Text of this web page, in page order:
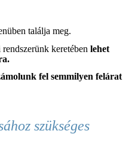
találja meg.
keretében lehet
fel semmilyen felárat
szükséges